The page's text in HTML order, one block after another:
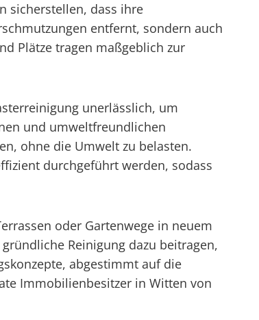
sicherstellen, dass ihre
entfernt, sondern auch
Plätze tragen maßgeblich zur
unerlässlich, um
und umweltfreundlichen
ohne die Umwelt zu belasten.
durchgeführt werden, sodass
oder Gartenwege in neuem
Reinigung dazu beitragen,
abgestimmt auf die
Immobilienbesitzer in Witten von